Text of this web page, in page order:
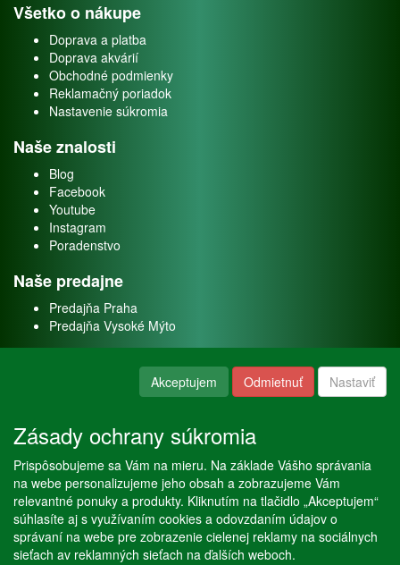
Všetko o nákupe
Doprava a platba
Doprava akvárií
Obchodné podmienky
Reklamačný poriadok
Nastavenie súkromia
Naše znalosti
Blog
Facebook
Youtube
Instagram
Poradenstvo
Naše predajne
Predajňa Praha
Predajňa Vysoké Mýto
Naše služby
Servis
Predaj akváriových rýb
Predaj akváriových rastlín
Akceptujem Odmietnuť Nastaviť
Zásady ochrany súkromia
Prispôsobujeme sa Vám na mieru. Na základe Vášho správania
na webe personalizujeme jeho obsah a zobrazujeme Vám
relevantné ponuky a produkty. Kliknutím na tlačidlo „Akceptujem“
súhlasíte aj s využívaním cookies a odovzdaním údajov o
správaní na webe pre zobrazenie cielenej reklamy na sociálnych
sieťach av reklamných sieťach na ďalších weboch.